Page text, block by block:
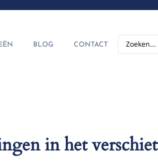
BLOG CONTACT
in het verschiet